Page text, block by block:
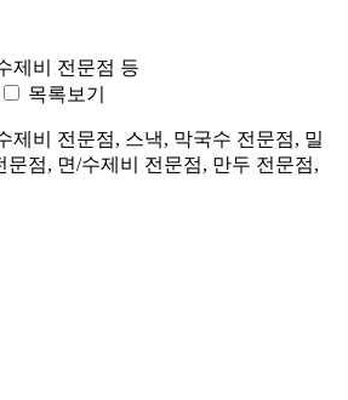
제비 전문점 등
목록보기
제비 전문점, 스낵, 막국수 전문점, 밀
문점, 면/수제비 전문점, 만두 전문점,